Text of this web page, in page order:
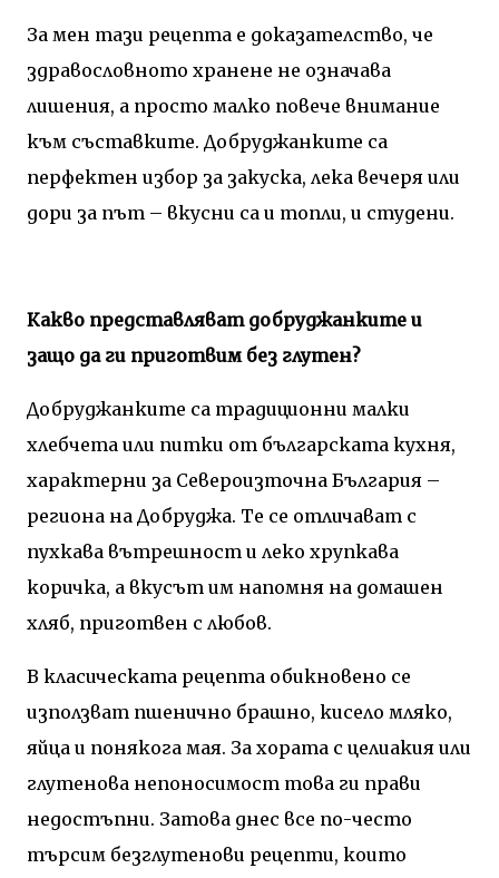
За мен тази рецепта е доказателство, че
здравословното хранене не означава
лишения, а просто малко повече внимание
към съставките. Добруджанките са
перфектен избор за закуска, лека вечеря или
дори за път – вкусни са и топли, и студени.
Какво представляват добруджанките и
защо да ги приготвим без глутен?
Добруджанките са традиционни малки
хлебчета или питки от българската кухня,
характерни за Североизточна България –
региона на Добруджа. Те се отличават с
пухкава вътрешност и леко хрупкава
коричка, а вкусът им напомня на домашен
хляб, приготвен с любов.
В класическата рецепта обикновено се
използват пшенично брашно, кисело мляко,
яйца и понякога мая. За хората с целиакия или
глутенова непоносимост това ги прави
недостъпни. Затова днес все по-често
търсим безглутенови рецепти, които